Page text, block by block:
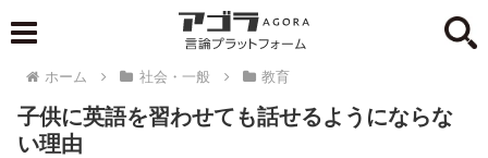
ホーム 社会・一般 教育
子供に英語を習わせても話せるようにならな
い理由